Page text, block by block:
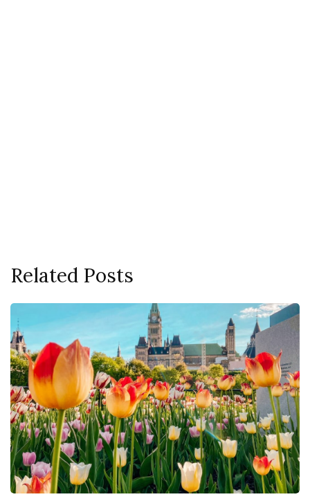
Related Posts